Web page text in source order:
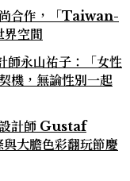
尚合作，「Taiwan-
空間
永山祐子：「女性
機，無論性別一起
計師 Gustaf
大膽色彩翻玩節慶